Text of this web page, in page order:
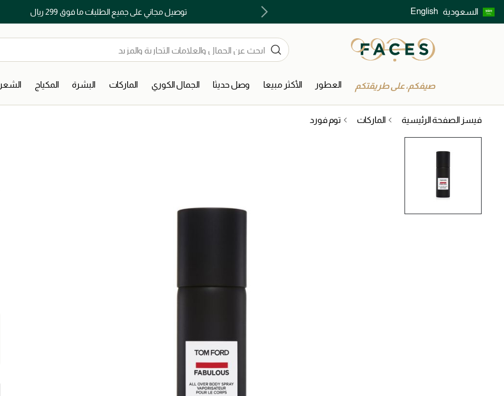
السعودية English توصيل مجاني على جميع الطلبات ما فوق 299 ريال اكتشفوا خدمات الجمال المختارة بعناية
صيفكم، على طريقتكم العطور الأكثر مبيعا وصل حديثا الجمال الكوري الماركات البشرة المكياج الشعر
فيسز الصفحة الرئيسية الماركات توم فورد